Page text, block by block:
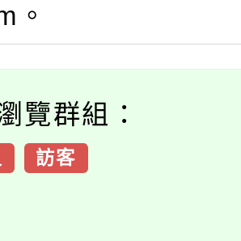
。
覽群組：
訪客